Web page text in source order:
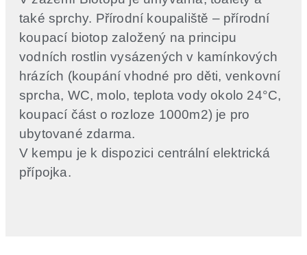
také sprchy. Přírodní koupaliště – přírodní
koupací biotop založený na principu
vodních rostlin vysázených v kamínkových
hrázích (koupání vhodné pro děti, venkovní
sprcha, WC, molo, teplota vody okolo 24°C,
koupací část o rozloze 1000m2) je pro
ubytované zdarma.
V kempu je k dispozici centrální elektrická
přípojka.